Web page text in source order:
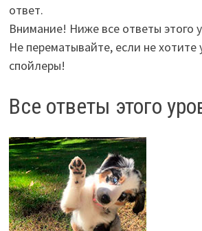
ответ.
Внимание! Ниже все ответы этого
Не перематывайте, если не хотите
спойлеры!
Все ответы этого